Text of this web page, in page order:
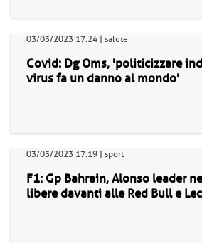
03/03/2023 17:24 | salute
Covid: Dg Oms, 'politicizzare
virus fa un danno al mondo'
03/03/2023 17:19 | sport
F1: Gp Bahrain, Alonso leader
libere davanti alle Red Bull e